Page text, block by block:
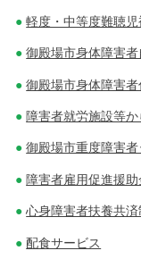
シ
ョ
ン
軽度・中等度難聴
御殿場市身体障害
御殿場市身体障害
障害者就労施設等
御殿場市重度障害
障害者雇用促進援
心身障害者扶養共済
配食サービス